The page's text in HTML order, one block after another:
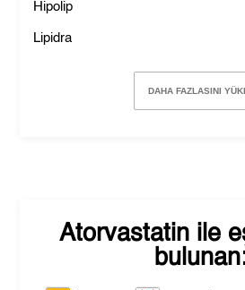
Hipolip
Lipidra
DAHA FAZLASINI
Atorvastatin ile